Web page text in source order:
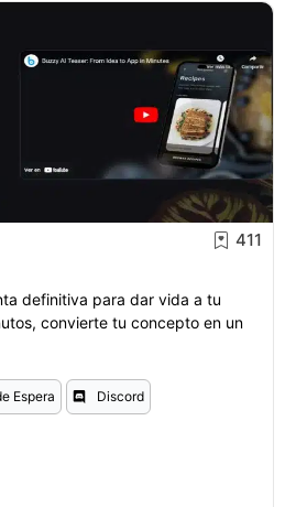
411
definitiva para dar vida a tu
convierte tu concepto en un
Espera Discord